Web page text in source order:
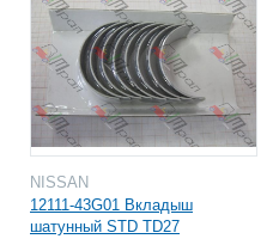
NISSAN
12111-43G01 Вкладыш
шатунный STD TD27